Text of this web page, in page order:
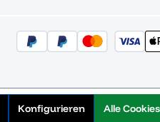
Konfigurieren Alle